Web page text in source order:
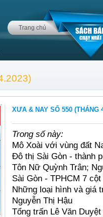
Trang chủ
XƯA & NAY SỐ 550 (THÁNG
Trong số này:
Mô Xoài với vùng đất
Đô thị Sài Gòn - thành
Tôn Nữ Quỳnh Trân;
Sài Gòn - TPHCM 7
Những loại hình và giá
Nguyễn Thị Hậu
Tổng trấn Lê Văn